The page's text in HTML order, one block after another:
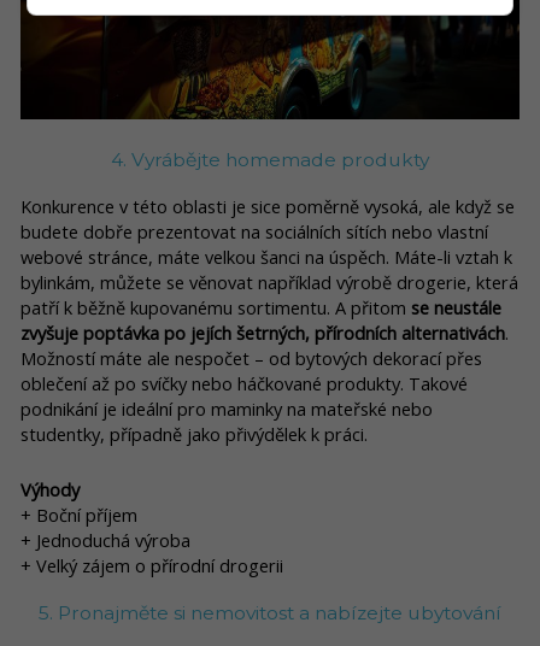
4. Vyrábějte homemade produkty
Konkurence v této oblasti je sice poměrně vysoká, ale když se
budete dobře prezentovat na sociálních sítích nebo vlastní
webové stránce, máte velkou šanci na úspěch. Máte-li vztah k
bylinkám, můžete se věnovat například výrobě drogerie, která
patří k běžně kupovanému sortimentu. A přitom se neustále
zvyšuje poptávka po jejích šetrných, přírodních alternativách.
Možností máte ale nespočet – od bytových dekorací přes
oblečení až po svíčky nebo háčkované produkty. Takové
podnikání je ideální pro maminky na mateřské nebo
studentky, případně jako přivýdělek k práci.
Výhody
+ Boční příjem
+ Jednoduchá výroba
+ Velký zájem o přírodní drogerii
5. Pronajměte si nemovitost a nabízejte ubytování